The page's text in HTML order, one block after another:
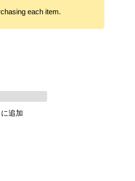
each item.
追加